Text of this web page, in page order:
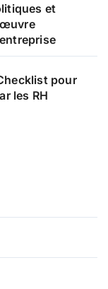
et
œuvre
pour
les RH